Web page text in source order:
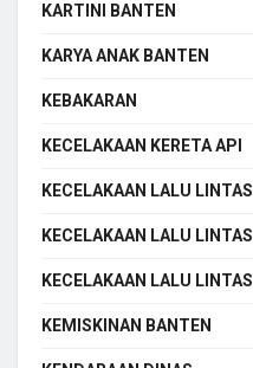
KARTINI BANTEN
KARYA ANAK BANTEN
KEBAKARAN
KECELAKAAN KERETA API
KECELAKAAN LALU LINTAS
KECELAKAAN LALU LINTAS
KECELAKAAN LALU LINTAS
KEMISKINAN BANTEN